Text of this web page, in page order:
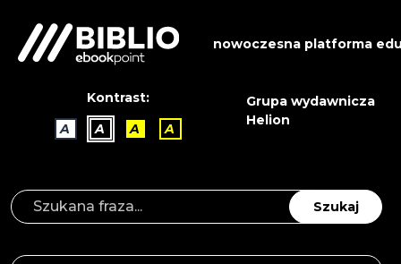
nowoczesna platforma
Kontrast:
A
A A A
Grupa wydawnicza
Helion
Szukaj